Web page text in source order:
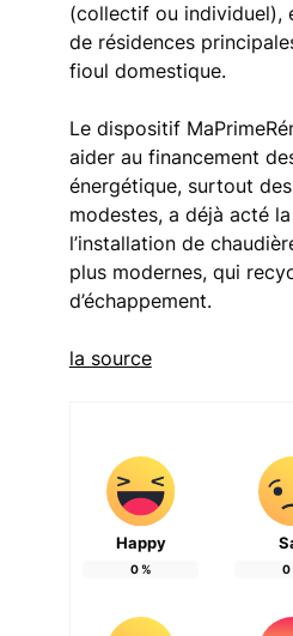
(collectif ou individuel),
de résidences
fioul domestique.
Le dispositif
aider au financement
énergétique, surtout
modestes, a déjà acté
l’installation de
plus modernes, qui
d’échappement.
la source
Happy
0% 0